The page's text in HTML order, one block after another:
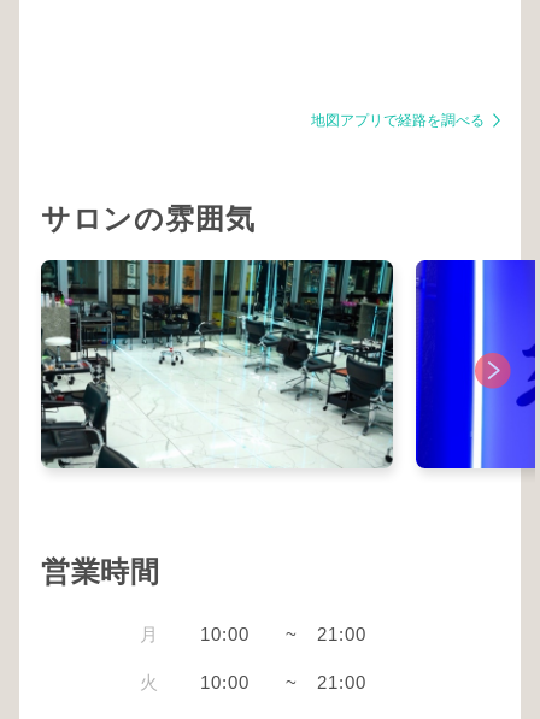
地図アプリで経路を調べる
サロンの雰囲気
営業時間
月 10:00 ~ 21:00
火 10:00 ~ 21:00